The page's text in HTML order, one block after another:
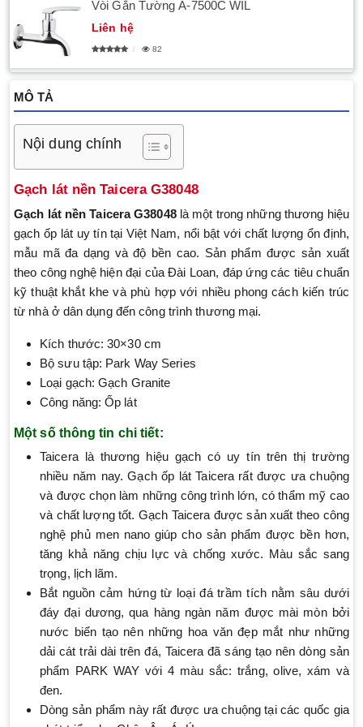
Vòi Gắn Tường A-7500C WIL
Liên hệ
82
MÔ TẢ
Nội dung chính
Gạch lát nền Taicera G38048
Gạch lát nền Taicera G38048 là một trong những thương hiệu
gạch ốp lát uy tín tại Việt Nam, nổi bật với chất lượng ổn định,
mẫu mã đa dạng và độ bền cao. Sản phẩm được sản xuất
theo công nghệ hiện đại của Đài Loan, đáp ứng các tiêu chuẩn
kỹ thuật khắt khe và phù hợp với nhiều phong cách kiến trúc
từ nhà ở dân dụng đến công trình thương mại.
Kích thước: 30×30 cm
Bộ sưu tập: Park Way Series
Loại gạch: Gạch Granite
Công năng: Ốp lát
Một số thông tin chi tiết:
Taicera là thương hiệu gạch có uy tín trên thị trường
nhiều năm nay. Gạch ốp lát Taicera rất được ưa chuộng
và được chọn làm những công trình lớn, có thẩm mỹ cao
và chất lượng tốt. Gạch Taicera được sản xuất theo công
nghệ phủ men nano giúp cho sản phẩm được bền hơn,
tăng khả năng chịu lực và chống xước. Màu sắc sang
trọng, lịch lãm.
Bắt nguồn cảm hứng từ loại đá trầm tích nằm sâu dưới
đáy đại dương, qua hàng ngàn năm được mài mòn bởi
nước biển tạo nên những hoa văn đẹp mắt như những
dải cát trải dài trên đá, Taicera đã sáng tạo nên dòng sản
phẩm PARK WAY với 4 màu sắc: trắng, olive, xám và
đen.
Dòng sản phẩm này rất được ưa chuộng tại các quốc gia